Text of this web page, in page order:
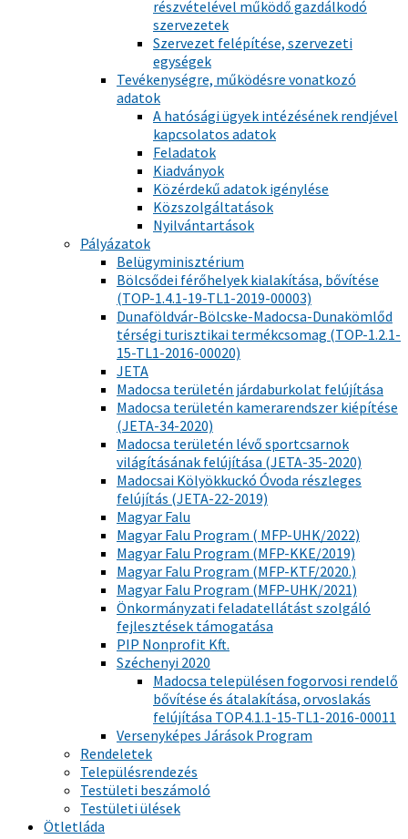
részvételével működő gazdálkodó
szervezetek
Szervezet felépítése, szervezeti
egységek
Tevékenységre, működésre vonatkozó
adatok
A hatósági ügyek intézésének rendjével
kapcsolatos adatok
Feladatok
Kiadványok
Közérdekű adatok igénylése
Közszolgáltatások
Nyilvántartások
Pályázatok
Belügyminisztérium
Bölcsődei férőhelyek kialakítása, bővítése
(TOP-1.4.1-19-TL1-2019-00003)
Dunaföldvár-Bölcske-Madocsa-Dunakömlőd
térségi turisztikai termékcsomag (TOP-1.2.1-
15-TL1-2016-00020)
JETA
Madocsa területén járdaburkolat felújítása
Madocsa területén kamerarendszer kiépítése
(JETA-34-2020)
Madocsa területén lévő sportcsarnok
világításának felújítása (JETA-35-2020)
Madocsai Kölyökkuckó Óvoda részleges
felújítás (JETA-22-2019)
Magyar Falu
Magyar Falu Program ( MFP-UHK/2022)
Magyar Falu Program (MFP-KKE/2019)
Magyar Falu Program (MFP-KTF/2020.)
Magyar Falu Program (MFP-UHK/2021)
Önkormányzati feladatellátást szolgáló
fejlesztések támogatása
PIP Nonprofit Kft.
Széchenyi 2020
Madocsa településen fogorvosi rendelő
bővítése és átalakítása, orvoslakás
felújítása TOP.4.1.1-15-TL1-2016-00011
Versenyképes Járások Program
Rendeletek
Településrendezés
Testületi beszámoló
Testületi ülések
Ötletláda